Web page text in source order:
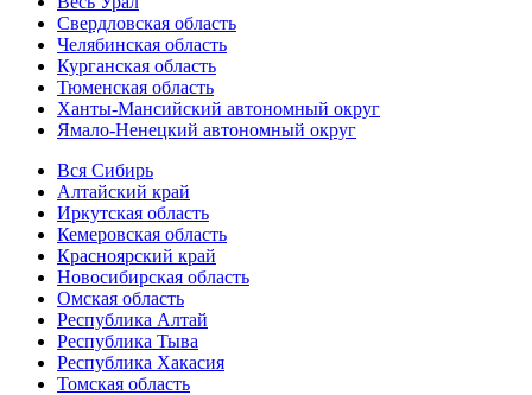
Свердловская область
Челябинская область
Курганская область
Тюменская область
Ханты-Мансийский автономный округ
Ямало-Ненецкий автономный округ
Вся Сибирь
Алтайский край
Иркутская область
Кемеровская область
Красноярский край
Новосибирская область
Омская область
Республика Алтай
Республика Тыва
Республика Хакасия
Томская область